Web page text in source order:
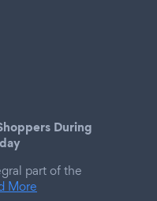
During
part of the
More